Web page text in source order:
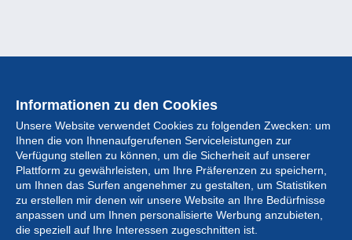
Informationen zu den Cookies
Unsere Website verwendet Cookies zu folgenden Zwecken: um
Ihnen die von Ihnenaufgerufenen Serviceleistungen zur
Verfügung stellen zu können, um die Sicherheit auf unserer
Plattform zu gewährleisten, um Ihre Präferenzen zu speichern,
um Ihnen das Surfen angenehmer zu gestalten, um Statistiken
zu erstellen mir denen wir unsere Website an Ihre Bedürfnisse
anpassen und um Ihnen personalisierte Werbung anzubieten,
die speziell auf Ihre Interessen zugeschnitten ist.
Sammlung